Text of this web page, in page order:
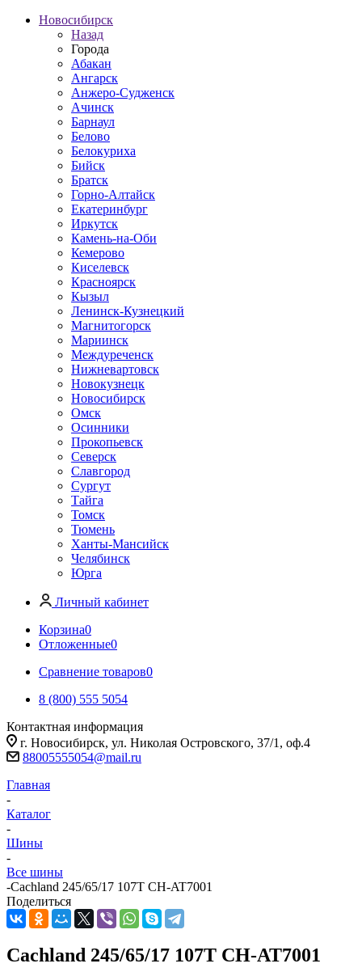
Новосибирск
Назад
Города
Абакан
Ангарск
Анжеро-Судженск
Ачинск
Барнаул
Белово
Белокуриха
Бийск
Братск
Горно-Алтайск
Екатеринбург
Иркутск
Камень-на-Оби
Кемерово
Киселевск
Красноярск
Кызыл
Ленинск-Кузнецкий
Магнитогорск
Мариинск
Междуреченск
Нижневартовск
Новокузнецк
Новосибирск
Омск
Осинники
Прокопьевск
Северск
Славгород
Сургут
Тайга
Томск
Тюмень
Ханты-Мансийск
Челябинск
Юрга
Личный кабинет
Корзина0
Отложенные0
Сравнение товаров0
8 (800) 555 5054
Контактная информация
г. Новосибирск, ул. Николая Островского, 37/1, оф.4
88005555054@mail.ru
Главная
-
Каталог
-
Шины
-
Все шины
-Cachland 245/65/17 107T CH-AT7001
Поделиться
Cachland 245/65/17 107T CH-AT7001